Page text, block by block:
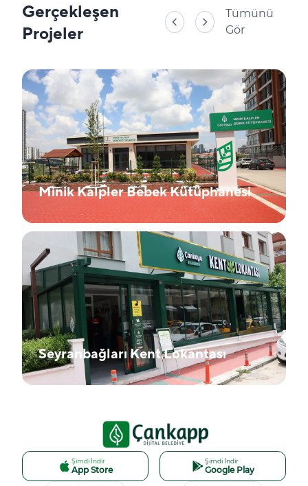
Gerçekleşen
Projeler
Tümünü
Gör
Minik Kalpler Bebek Kütüphanesi
Seyranbağları Kent Lokantası
Şimdi İndir
App Store
Şimdi İndir
Google Play